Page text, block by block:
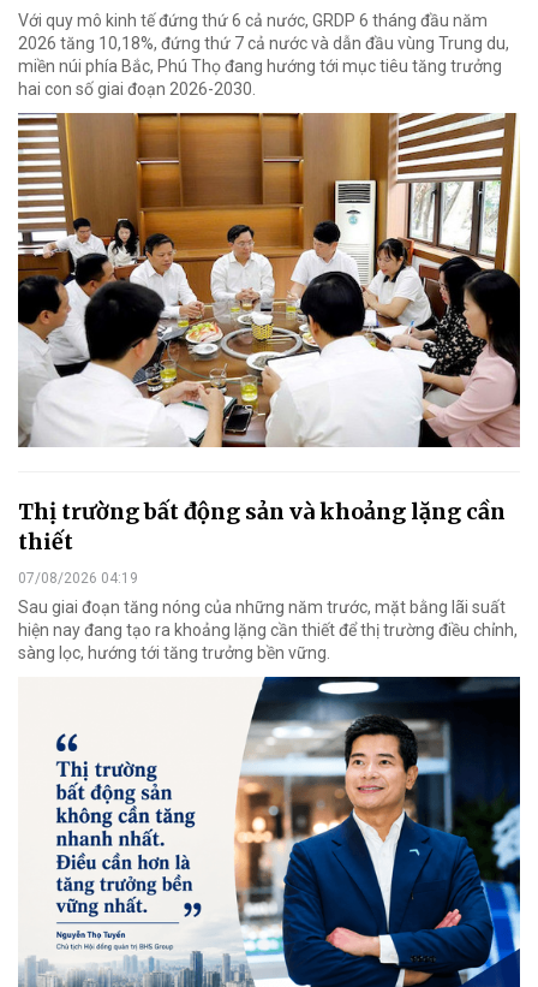
Với quy mô kinh tế đứng thứ 6 cả nước, GRDP 6 tháng đầu năm
2026 tăng 10,18%, đứng thứ 7 cả nước và dẫn đầu vùng Trung du,
miền núi phía Bắc, Phú Thọ đang hướng tới mục tiêu tăng trưởng
hai con số giai đoạn 2026-2030.
Thị trường bất động sản và khoảng lặng cần
thiết
07/08/2026 04:19
Sau giai đoạn tăng nóng của những năm trước, mặt bằng lãi suất
hiện nay đang tạo ra khoảng lặng cần thiết để thị trường điều chỉnh,
sàng lọc, hướng tới tăng trưởng bền vững.